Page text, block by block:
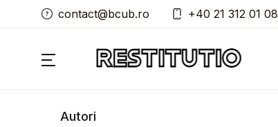
contact@bcub.ro +40 21 312 01 08
Autori